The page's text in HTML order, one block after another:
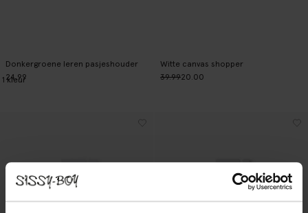
Donkergroene leren pasjeshouder
24.99
1 kleur
Witte canvas shopper
39.9920.00